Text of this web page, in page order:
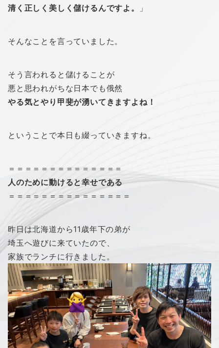
清く正しく美しく儲けるんですよ。
」
そんなことを言っていました。
そう言われると儲けることが
悪と思われがちな日本でも俄然
やる気とやり甲斐が湧いてきますよね！
ということで本日も綴っていきますね。
＝＝＝＝＝＝＝＝＝＝＝＝＝＝
人のために動けると幸せである
＝＝＝＝＝＝＝＝＝＝＝＝＝＝＝
昨日は北海道から11歳年下の弟が
埼玉へ遊びに来ていたので、
家族でランチに行きました。